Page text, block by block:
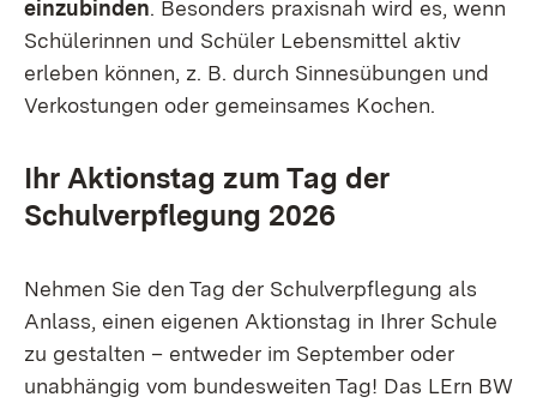
einzubinden. Besonders praxisnah wird es, wenn
Schülerinnen und Schüler Lebensmittel aktiv
erleben können, z. B. durch Sinnesübungen und
Verkostungen oder gemeinsames Kochen.
Ihr Aktionstag zum Tag der
Schulverpflegung 2026
Nehmen Sie den Tag der Schulverpflegung als
Anlass, einen eigenen Aktionstag in Ihrer Schule
zu gestalten – entweder im September oder
unabhängig vom bundesweiten Tag! Das LErn BW